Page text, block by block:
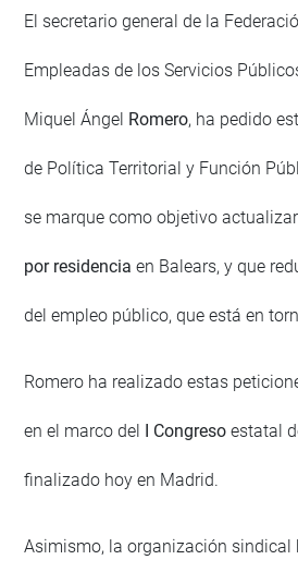
El secretario general de la
Empleadas de los Servicios
Miquel Ángel Romero, ha pedido
de Política Territorial y Función
se marque como objetivo
por residenciaen Balears, y que
del empleo público, que está en
Romero ha realizado estas
en el marco del I Congreso estatal
finalizado hoy en Madrid.
Asimismo, la organización sindical